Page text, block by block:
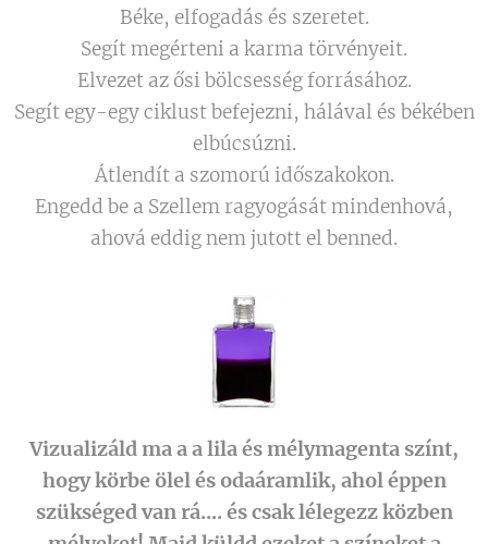
Béke, elfogadás és szeretet.
Segít megérteni a karma törvényeit.
Elvezet az ősi bölcsesség forrásához.
Segít egy-egy ciklust befejezni, hálával és békében
elbúcsúzni.
Átlendít a szomorú időszakokon.
Engedd be a Szellem ragyogását mindenhová,
ahová eddig nem jutott el benned.
Vizualizáld ma a a lila és mélymagenta színt,
hogy körbe ölel és odaáramlik, ahol éppen
szükséged van rá.... és csak lélegezz közben